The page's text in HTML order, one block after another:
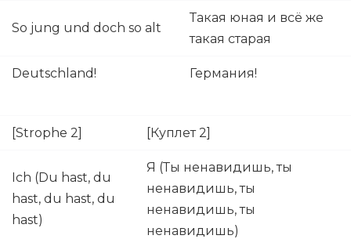
So jung und doch so alt
Такая юная и всё же
такая старая
Deutschland! Германия!
[Strophe 2] [Куплет 2]
Ich (Du hast, du
hast, du hast, du
hast)
Я (Ты ненавидишь, ты
ненавидишь, ты
ненавидишь, ты
ненавидишь)